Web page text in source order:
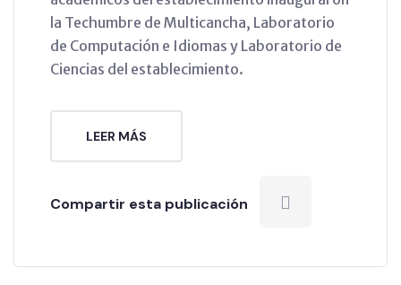
la Techumbre de Multicancha, Laboratorio
de Computación e Idiomas y Laboratorio de
Ciencias del establecimiento.
LEER MÁS
Compartir esta publicación